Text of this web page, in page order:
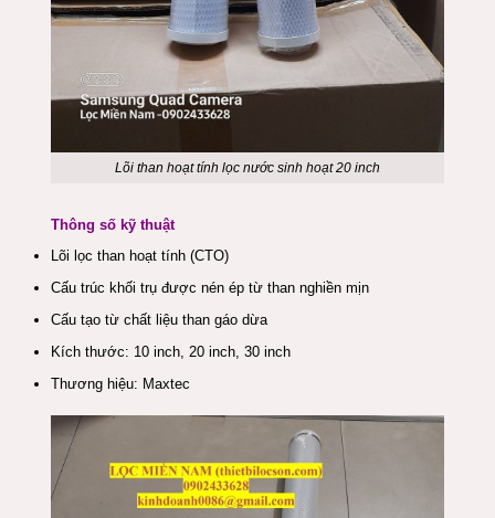
Lõi than hoạt tính lọc nước sinh hoạt 20 inch
Thông số kỹ thuật
Lõi lọc than hoạt tính (CTO)
Cấu trúc khối trụ được nén ép từ than nghiền mịn
Cấu tạo từ chất liệu than gáo dừa
Kích thước: 10 inch, 20 inch, 30 inch
Thương hiệu: Maxtec